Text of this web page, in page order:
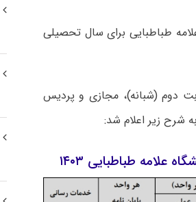
طباطبایی برای ﺳﺎل ﺗﺤﺼﯿﻠﯽ
دوم (ﺷﺒﺎﻧﻪ)، مجازی و پردیس
طباطبایی ۱۴۰۳